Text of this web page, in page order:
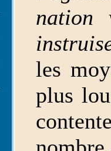
nation
les
plus